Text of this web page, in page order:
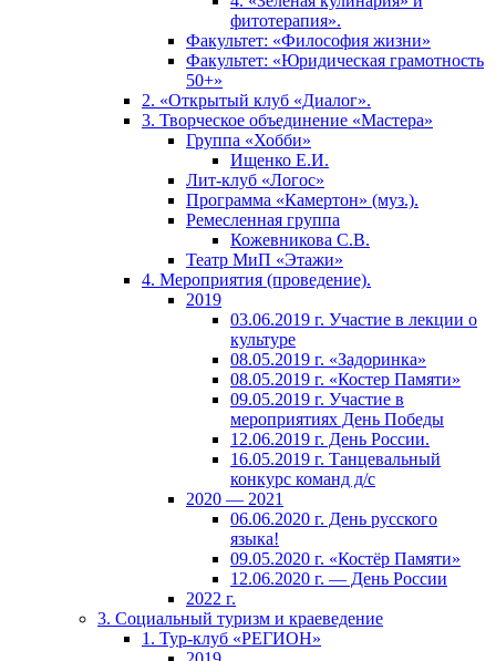
фитотерапия».
Факультет: «Философия жизни»
Факультет: «Юридическая грамотность
50+»
2. «Открытый клуб «Диалог».
3. Творческое объединение «Мастера»
Группа «Хобби»
Ищенко Е.И.
Лит-клуб «Логос»
Программа «Камертон» (муз.).
Ремесленная группа
Кожевникова С.В.
Театр МиП «Этажи»
4. Мероприятия (проведение).
2019
03.06.2019 г. Участие в лекции о
культуре
08.05.2019 г. «Задоринка»
08.05.2019 г. «Костер Памяти»
09.05.2019 г. Участие в
мероприятиях День Победы
12.06.2019 г. День России.
16.05.2019 г. Танцевальный
конкурс команд д/с
2020 — 2021
06.06.2020 г. День русского
языка!
09.05.2020 г. «Костёр Памяти»
12.06.2020 г. — День России
2022 г.
3. Социальный туризм и краеведение
1. Тур-клуб «РЕГИОН»